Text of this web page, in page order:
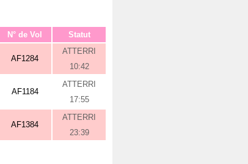
N° de Vol Statut
AF1284
ATTERRI
10:42
AF1184
ATTERRI
17:55
AF1384
ATTERRI
23:39